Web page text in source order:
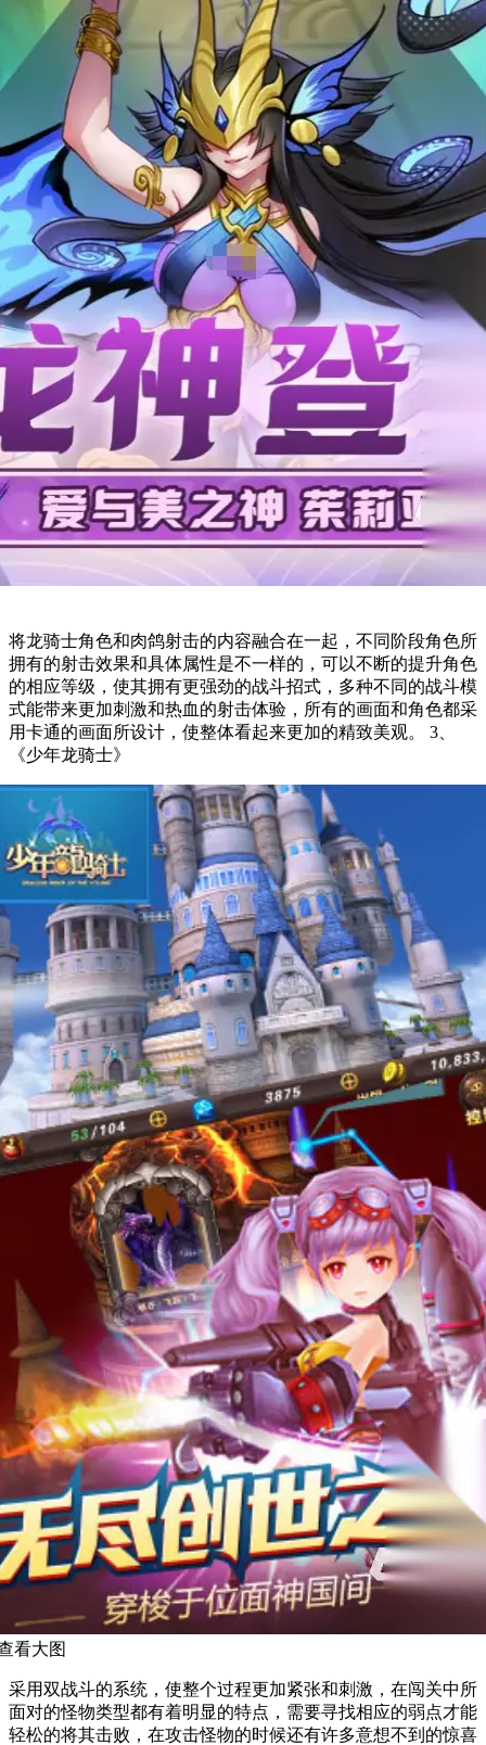
将龙骑士角色和肉鸽射击的内容融合在一起，不同阶段角色所
拥有的射击效果和具体属性是不一样的，可以不断的提升角色
的相应等级，使其拥有更强劲的战斗招式，多种不同的战斗模
式能带来更加刺激和热血的射击体验，所有的画面和角色都采
用卡通的画面所设计，使整体看起来更加的精致美观。 3、
《少年龙骑士》
看大图
采用双战斗的系统，使整个过程更加紧张和刺激，在闯关中所
面对的怪物类型都有着明显的特点，需要寻找相应的弱点才能
轻松的将其击败，在攻击怪物的时候还有许多意想不到的惊喜